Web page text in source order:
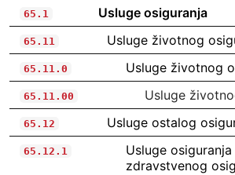
65.1 Usluge osiguranja
65.11 Usluge životnog
65.11.0 Usluge životnog
65.11.00 Usluge
65.12 Usluge ostalog
65.12.1
Usluge
zdravstvenog